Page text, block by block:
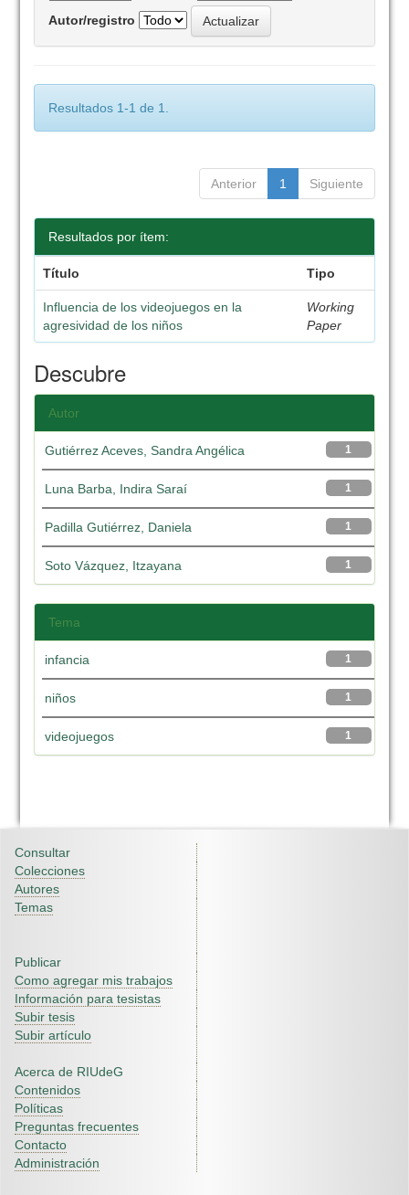
Autor/registro
Resultados 1-1 de 1.
Anterior 1 Siguiente
Resultados por ítem:
Título Tipo
Influencia de los videojuegos en la
agresividad de los niños
Working
Paper
Descubre
Autor
1
Gutiérrez Aceves, Sandra Angélica
1
Luna Barba, Indira Saraí
1
Padilla Gutiérrez, Daniela
1
Soto Vázquez, Itzayana
Tema
1
infancia
1
niños
1
videojuegos
Consultar
Colecciones
Autores
Temas
Publicar
Como agregar mis trabajos
Información para tesistas
Subir tesis
Subir artículo
Acerca de RIUdeG
Contenidos
Políticas
Preguntas frecuentes
Contacto
Administración